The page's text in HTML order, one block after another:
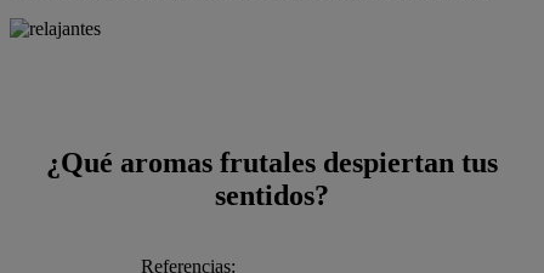
¿Qué aromas frutales despiertan tus
sentidos?
Referencias: